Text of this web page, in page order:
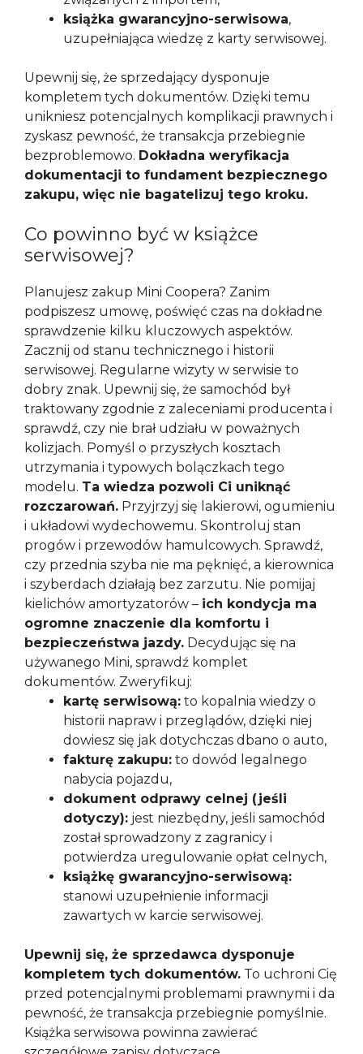
książka gwarancyjno-serwisowa,
uzupełniająca wiedzę z karty serwisowej.
Upewnij się, że sprzedający dysponuje
kompletem tych dokumentów. Dzięki temu
unikniesz potencjalnych komplikacji prawnych i
zyskasz pewność, że transakcja przebiegnie
bezproblemowo. Dokładna weryfikacja
dokumentacji to fundament bezpiecznego
zakupu, więc nie bagatelizuj tego kroku.
Co powinno być w książce
serwisowej?
Planujesz zakup Mini Coopera? Zanim
podpiszesz umowę, poświęć czas na dokładne
sprawdzenie kilku kluczowych aspektów.
Zacznij od stanu technicznego i historii
serwisowej. Regularne wizyty w serwisie to
dobry znak. Upewnij się, że samochód był
traktowany zgodnie z zaleceniami producenta i
sprawdź, czy nie brał udziału w poważnych
kolizjach. Pomyśl o przyszłych kosztach
utrzymania i typowych bolączkach tego
modelu. Ta wiedza pozwoli Ci uniknąć
rozczarowań. Przyjrzyj się lakierowi, ogumieniu
i układowi wydechowemu. Skontroluj stan
progów i przewodów hamulcowych. Sprawdź,
czy przednia szyba nie ma pęknięć, a kierownica
i szyberdach działają bez zarzutu. Nie pomijaj
kielichów amortyzatorów – ich kondycja ma
ogromne znaczenie dla komfortu i
bezpieczeństwa jazdy. Decydując się na
używanego Mini, sprawdź komplet
dokumentów. Zweryfikuj:
kartę serwisową: to kopalnia wiedzy o
historii napraw i przeglądów, dzięki niej
dowiesz się jak dotychczas dbano o auto,
fakturę zakupu: to dowód legalnego
nabycia pojazdu,
dokument odprawy celnej (jeśli
dotyczy): jest niezbędny, jeśli samochód
został sprowadzony z zagranicy i
potwierdza uregulowanie opłat celnych,
książkę gwarancyjno-serwisową:
stanowi uzupełnienie informacji
zawartych w karcie serwisowej.
Upewnij się, że sprzedawca dysponuje
kompletem tych dokumentów. To uchroni Cię
przed potencjalnymi problemami prawnymi i da
pewność, że transakcja przebiegnie pomyślnie.
Książka serwisowa powinna zawierać